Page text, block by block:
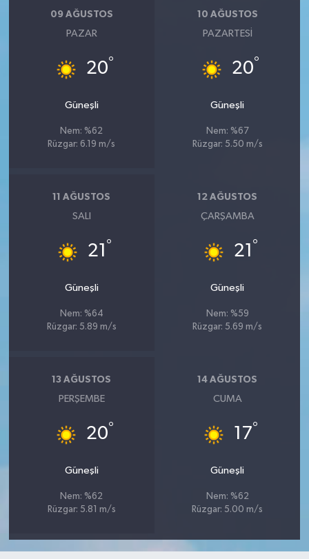
09 AĞUSTOS
PAZAR
20°
Güneşli
Nem: %62
Rüzgar: 6.19 m/s
10 AĞUSTOS
PAZARTESI
20°
Güneşli
Nem: %67
Rüzgar: 5.50 m/s
11 AĞUSTOS
SALI
21 °
Güneşli
Nem: %64
Rüzgar: 5.89 m/s
12 AĞUSTOS
ÇARŞAMBA
21 °
Güneşli
Nem: %59
Rüzgar: 5.69 m/s
13 AĞUSTOS
PERŞEMBE
20°
Güneşli
Nem: %62
Rüzgar: 5.81 m/s
14 AĞUSTOS
CUMA
17°
Güneşli
Nem: %62
Rüzgar: 5.00 m/s